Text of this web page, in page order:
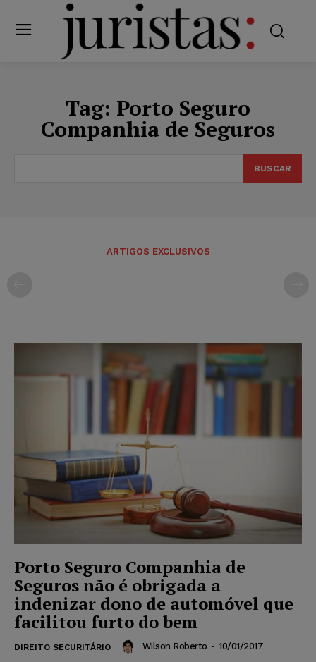
Tag: Porto Seguro
Companhia de Seguros
BUSCAR
ARTIGOS EXCLUSIVOS
Porto Seguro Companhia de
Seguros não é obrigada a
indenizar dono de automóvel que
facilitou furto do bem
DIREITO SECURITÁRIO Wilson Roberto - 10/01/2017